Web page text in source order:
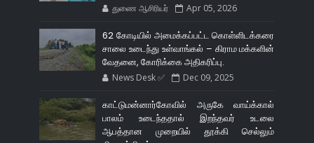
துணை ஆசிரியர் Apr 05, 2026
62 கோடியில் அமைக்கப்பட்ட கொள்ளிடக்கரை
சாலை உடைந்து உள்வாங்கல் – கிராம மக்களின்
வேதனை, கோரிக்கை அதிகரிப்பு.
News Desk ✅ Dec 09, 2025
காட்டுமன்னார்கோவில் அருகே வாய்க்கால்
பாலம் உடைந்ததால் இறந்தவர் உடலை
ஆபத்தான முறையில் தூக்கி செல்லும்